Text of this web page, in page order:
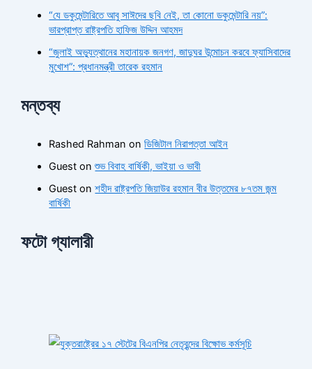
“যে ডকুমেন্টারিতে আবু সাঈদের ছবি নেই, তা কোনো ডকুমেন্টারি নয়”:
ভারপ্রাপ্ত রাষ্ট্রপতি হাফিজ উদ্দিন আহমদ
“জুলাই অভ্যুত্থানের মহানায়ক জনগণ, জাদুঘর উন্মোচন করবে ফ্যাসিবাদের
মুখোশ”: প্রধানমন্ত্রী তারেক রহমান
মন্তব্য
Rashed Rahman onডিজিটাল নিরাপত্তা আইন
Guest onশুভ বিবাহ বার্ষিকী, ভাইয়া ও ভাবী
Guest onশহীদ রাষ্ট্রপতি জিয়াউর রহমান বীর উত্তমের ৮৭তম জন্ম
বার্ষিকী
ফটো গ্যালারী